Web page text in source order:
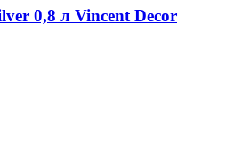
0,8 л Vincent Decor